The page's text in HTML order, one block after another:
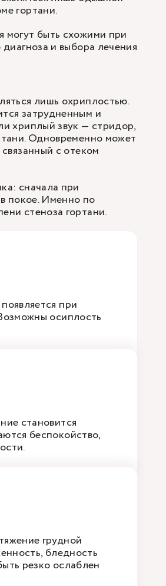
гортани.
могут быть схожими при
и выбора лечения
лишь охриплостью.
затрудненным и
хриплый звук — стридор,
Одновременно может
с отеком
сначала при
покое. Именно по
стеноза гортани.
при
осиплость
становится
беспокойство,
грудной
бледность
резко ослаблен